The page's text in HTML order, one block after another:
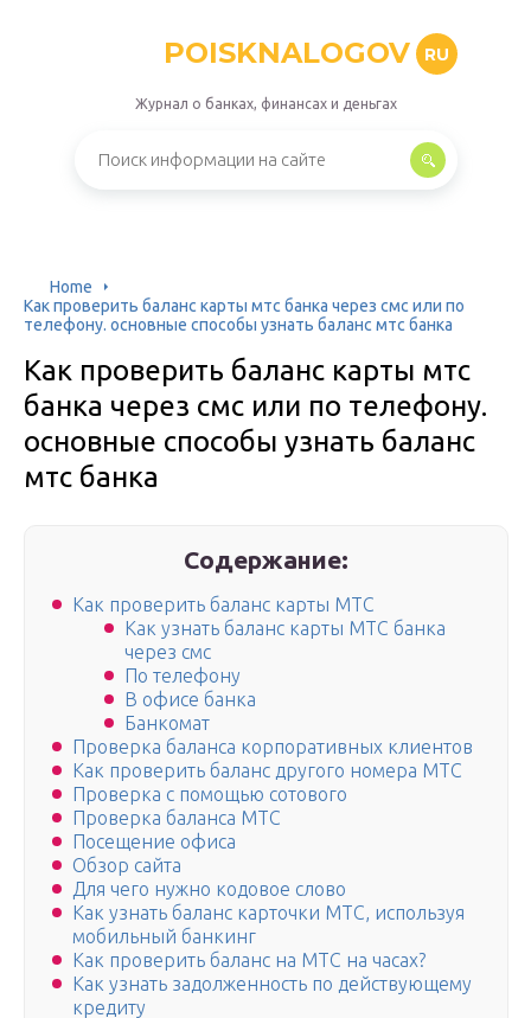
POISKNALOGOV RU
Журнал о банках, финансах и деньгах
Home
Как проверить баланс карты мтс банка через смс или по
телефону. основные способы узнать баланс мтс банка
Как проверить баланс карты мтс
банка через смс или по телефону.
основные способы узнать баланс
мтс банка
Содержание:
Как проверить баланс карты МТС
Как узнать баланс карты МТС банка
через смс
По телефону
В офисе банка
Банкомат
Проверка баланса корпоративных клиентов
Как проверить баланс другого номера МТС
Проверка с помощью сотового
Проверка баланса МТС
Посещение офиса
Обзор сайта
Для чего нужно кодовое слово
Как узнать баланс карточки МТС, используя
мобильный банкинг
Как проверить баланс на МТС на часах?
Как узнать задолженность по действующему
кредиту